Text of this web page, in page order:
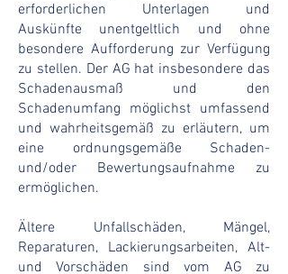
erforderlichen Unterlagen und
Auskünfte unentgeltlich und ohne
besondere Aufforderung zur Verfügung
zu stellen. Der AG hat insbesondere das
Schadenausmaß und den
Schadenumfang möglichst umfassend
und wahrheitsgemäß zu erläutern, um
eine ordnungsgemäße Schaden-
und/oder Bewertungsaufnahme zu
ermöglichen.
Ältere Unfallschäden, Mängel,
Reparaturen, Lackierungsarbeiten, Alt-
und Vorschäden sind vom AG zu